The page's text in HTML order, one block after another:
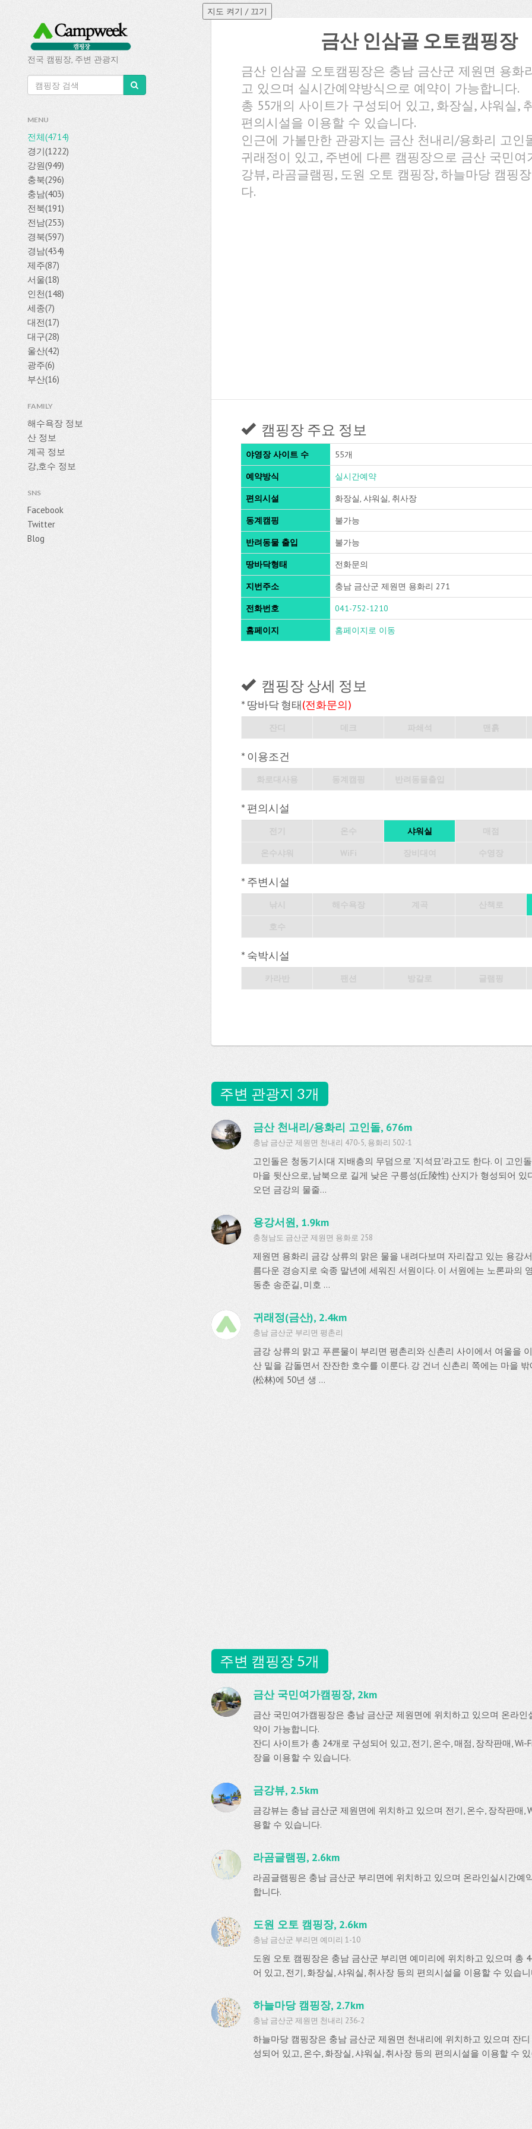
전국 캠핑장, 주변 관광지
MENU
전체(4714)
경기(1222)
강원(949)
충북(296)
충남(403)
전북(191)
전남(253)
경북(597)
경남(434)
제주(87)
서울(18)
인천(148)
세종(7)
대전(17)
대구(28)
울산(42)
광주(6)
부산(16)
FAMILY
해수욕장 정보
산 정보
계곡 정보
강,호수 정보
SNS
Facebook
Twitter
Blog
금산 인삼골 오토캠핑장
금산 인삼골 오토캠핑장은 충남 금산군 제원면 용화
고 있으며 실시간예약방식으로 예약이 가능합니다.
총 55개의 사이트가 구성되어 있고, 화장실, 샤워실,
편의시설을 이용할 수 있습니다.
인근에 가볼만한 관광지는 금산 천내리/용화리 고인
귀래정이 있고, 주변에 다른 캠핑장으로 금산 국민여
강뷰, 라곰글램핑, 도원 오토 캠핑장, 하늘마당 캠핑
다.
캠핑장 주요 정보
야영장 사이트 수 55개
예약방식 실시간예약
편의시설 화장실, 샤워실, 취사장
동계캠핑 불가능
반려동물 출입 불가능
땅바닥형태 전화문의
지번주소 충남 금산군 제원면 용화리 271
전화번호 041-752-1210
홈페이지 홈페이지로 이동
캠핑장 상세 정보
* 땅바닥 형태(전화문의)
* 이용조건
* 편의시설
샤워실
* 주변시설
* 숙박시설
주변 관광지 3개
금산 천내리/용화리 고인돌, 676m
충남 금산군 제원면 천내리 470-5, 용화리 502-1
고인돌은 청동기시대 지배층의 무덤으로 '지석묘'라고도 한다. 이 고인
마을 뒷산으로, 남북으로 길게 낮은 구릉성(丘陵性) 산지가 형성되어 있
오던 금강의 물줄...
용강서원, 1.9km
충청남도 금산군 제원면 용화로 258
제원면 용화리 금강 상류의 맑은 물을 내려다보며 자리잡고 있는 용강
름다운 경승지로 숙종 말년에 세워진 서원이다. 이 서원에는 노론파의
동춘 송준길, 미호 ...
귀래정(금산), 2.4km
충남 금산군 부리면 평촌리
금강 상류의 맑고 푸른물이 부리면 평촌리와 신촌리 사이에서 여울을
산 밑을 감돌면서 잔잔한 호수를 이룬다. 강 건너 신촌리 쪽에는 마을
(松林)에 50년 생 ...
주변 캠핑장 5개
금산 국민여가캠핑장, 2km
금산 국민여가캠핑장은 충남 금산군 제원면에 위치하고 있으며 온라
약이 가능합니다.
잔디 사이트가 총 24개로 구성되어 있고, 전기, 온수, 매점, 장작판매,
장을 이용할 수 있습니다.
금강뷰, 2.5km
금강뷰는 충남 금산군 제원면에 위치하고 있으며 전기, 온수, 장작판매,
용할 수 있습니다.
라곰글램핑, 2.6km
라곰글램핑은 충남 금산군 부리면에 위치하고 있으며 온라인실시간예
합니다.
도원 오토 캠핑장, 2.6km
충남 금산군 부리면 예미리 1-10
도원 오토 캠핑장은 충남 금산군 부리면 예미리에 위치하고 있으며 총
어 있고, 전기, 화장실, 샤워실, 취사장 등의 편의시설을 이용할 수 있습
하늘마당 캠핑장, 2.7km
충남 금산군 제원면 천내리 236-2
하늘마당 캠핑장은 충남 금산군 제원면 천내리에 위치하고 있으며 잔
성되어 있고, 온수, 화장실, 샤워실, 취사장 등의 편의시설을 이용할 수